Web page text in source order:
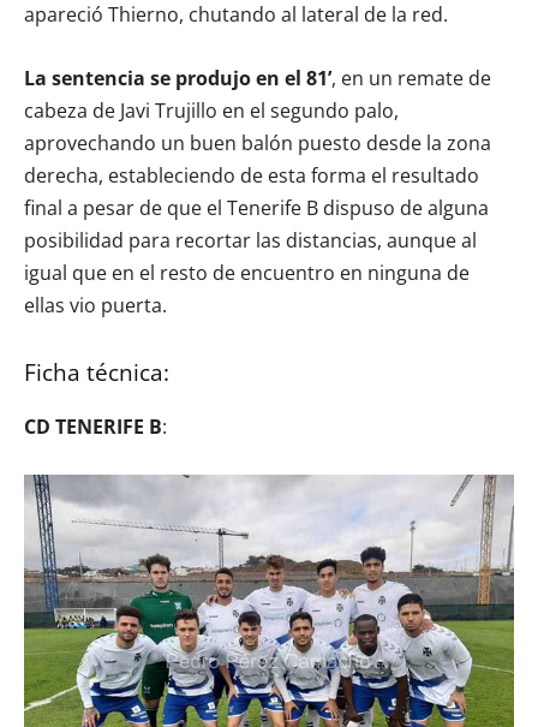
apareció Thierno, chutando al lateral de la red.
La sentencia se produjo en el 81’, en un remate de
cabeza de Javi Trujillo en el segundo palo,
aprovechando un buen balón puesto desde la zona
derecha, estableciendo de esta forma el resultado
final a pesar de que el Tenerife B dispuso de alguna
posibilidad para recortar las distancias, aunque al
igual que en el resto de encuentro en ninguna de
ellas vio puerta.
Ficha técnica:
CD TENERIFE B: